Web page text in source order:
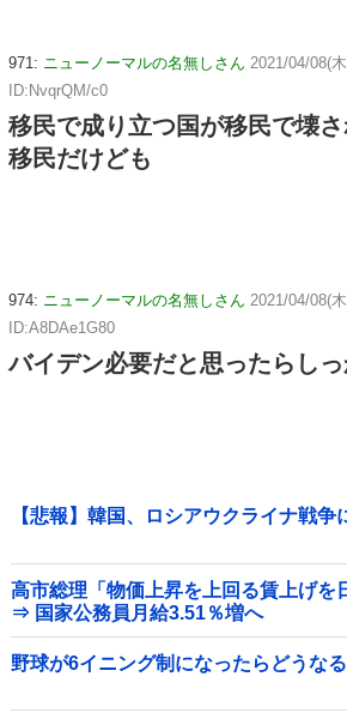
971: ニューノーマルの名無しさん 2021/04/08(
ID:NvqrQM/c0
移民で成り立つ国が移民で壊
移民だけども
974: ニューノーマルの名無しさん 2021/04/08(
ID:A8DAe1G80
バイデン必要だと思ったらし
【悲報】韓国、ロシアウクライナ戦争
高市総理「物価上昇を上回る賃上げを
⇒ 国家公務員月給3.51％増へ
野球が6イニング制になったらどうな